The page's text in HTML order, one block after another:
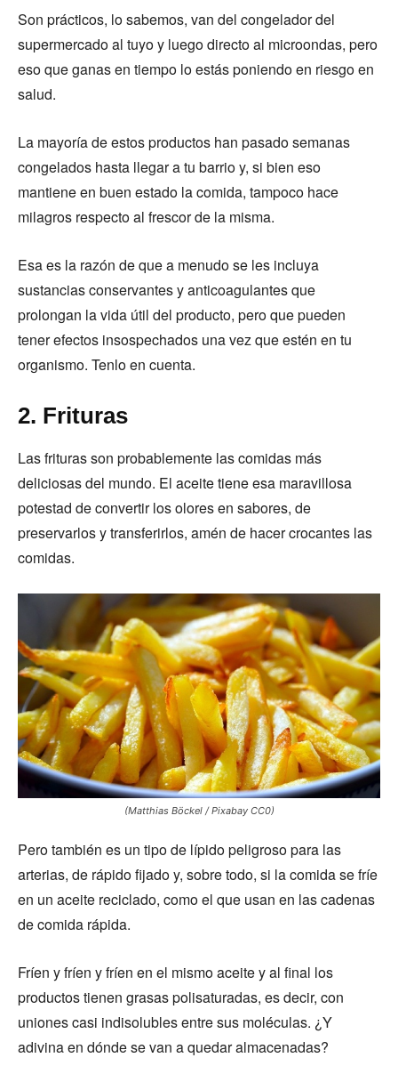
Son prácticos, lo sabemos, van del congelador del
supermercado al tuyo y luego directo al microondas, pero
eso que ganas en tiempo lo estás poniendo en riesgo en
salud.
La mayoría de estos productos han pasado semanas
congelados hasta llegar a tu barrio y, si bien eso
mantiene en buen estado la comida, tampoco hace
milagros respecto al frescor de la misma.
Esa es la razón de que a menudo se les incluya
sustancias conservantes y anticoagulantes que
prolongan la vida útil del producto, pero que pueden
tener efectos insospechados una vez que estén en tu
organismo. Tenlo en cuenta.
2. Frituras
Las frituras son probablemente las comidas más
deliciosas del mundo. El aceite tiene esa maravillosa
potestad de convertir los olores en sabores, de
preservarlos y transferirlos, amén de hacer crocantes las
comidas.
(Matthias Böckel / Pixabay CC0)
Pero también es un tipo de lípido peligroso para las
arterias, de rápido fijado y, sobre todo, si la comida se fríe
en un aceite reciclado, como el que usan en las cadenas
de comida rápida.
Fríen y fríen y fríen en el mismo aceite y al final los
productos tienen grasas polisaturadas, es decir, con
uniones casi indisolubles entre sus moléculas. ¿Y
adivina en dónde se van a quedar almacenadas?